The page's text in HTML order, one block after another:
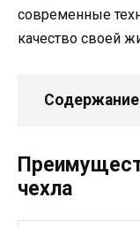
современные
качество своей
Содержание
чехла